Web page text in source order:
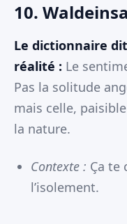
10.
Le dictionnaire
réalité : Le
Pas la solitude
mais celle,
la nature.
Contexte : Ça te
l’isolement.